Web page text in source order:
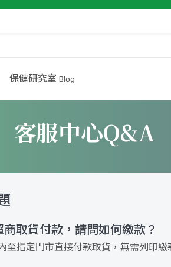
保健研究室 Blog
客服中心Q&A
取貨付款，請問如何繳款？
至指定門市直接付款取貨，無需列印繳